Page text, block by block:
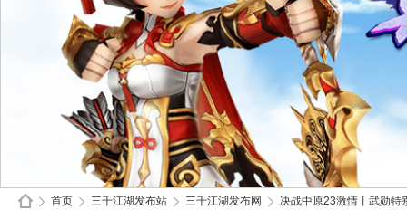
首页 三千江湖发布站 三千江湖发布网 决战中原23激情丨武勋特